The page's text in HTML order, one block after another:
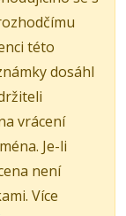
této
dosáhl
vrácení
Je-li
není
Více